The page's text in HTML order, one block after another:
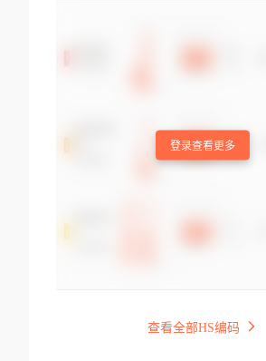
登录查看更多
查看全部HS编码